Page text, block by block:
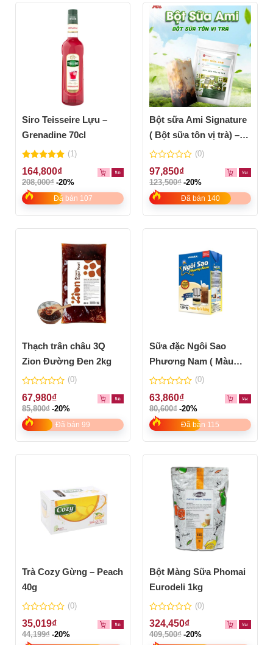
Siro Teisseire Lựu –
Grenadine 70cl
5.00out of
5
(1)
164,800₫
208,000₫ -20%
Đã bán 107
Bột sữa Ami Signature
( Bột sữa tôn vị trà) –
Túi 1kg
0
out
of
5
(0)
97,850₫
123,500₫ -20%
Đã bán 140
Thạch trân châu 3Q
Zion Đường Đen 2kg
0
out
of
5
(0)
67,980₫
85,800₫ -20%
Đã bán 99
Sữa đặc Ngôi Sao
Phương Nam ( Màu
xanh dương)
0
out
of
5
(0)
63,860₫
80,600₫ -20%
Đã bán 115
Trà Cozy Gừng – Peach
40g
0
out
of
(0)
35,019₫
44,199₫ -20%
Bột Màng Sữa Phomai
Eurodeli 1kg
0
out
of
(0)
324,450₫
409,500₫ -20%